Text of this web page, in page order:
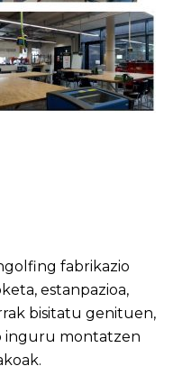
fabrikazio
estanpazioa,
bisitatu genituen,
inguru montatzen